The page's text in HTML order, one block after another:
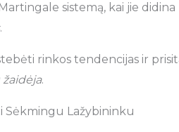
sistemą, kai jie
.
rinkos tendencijas ir
.
Sėkmingu Lažybininku